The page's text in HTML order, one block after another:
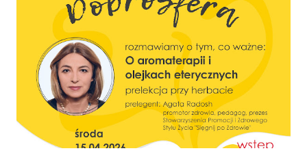
Stowarzyszenia Promocji Zdrowego Stylu Życia – Sięgnij Po
Zdrowie. Słuchaczki poznały m.in. historię aromaterapii, działanie
olejków eterycznych na ciało i umysł oraz zasady bezpiecznego
stosowania olejków w codziennym życiu. Organizatorem zjazdu
była Misja Kobiet przy Zarządzie Kościoła Adwentystów Dnia
Siódmego.